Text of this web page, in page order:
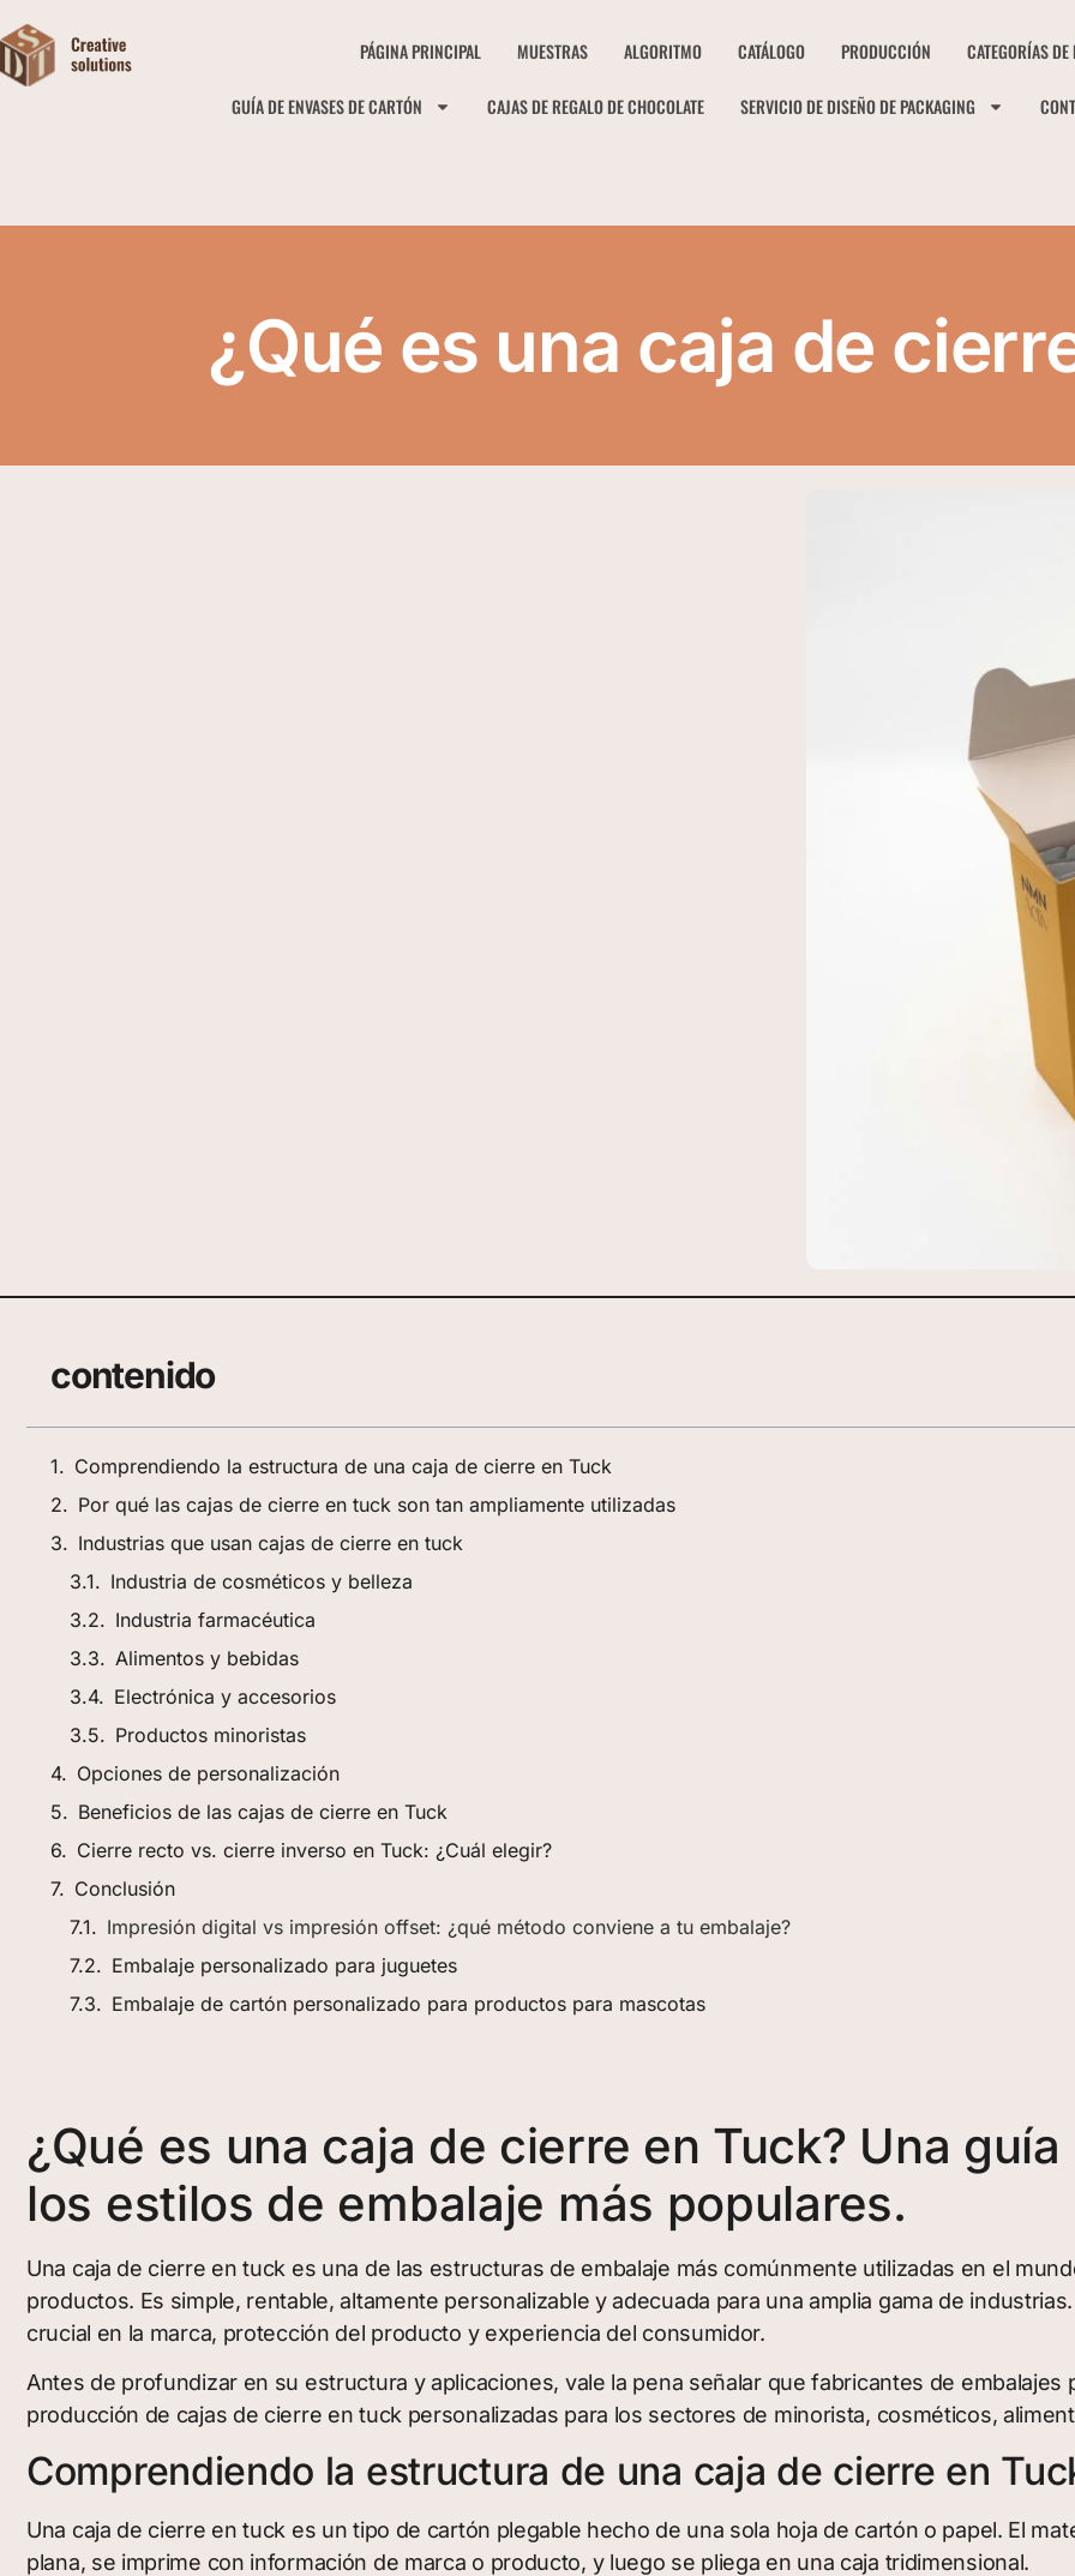
PÁGINA PRINCIPAL MUESTRAS ALGORITMO CATÁLOGO PRODUCCIÓN CATEGORÍAS DE
GUÍA DE ENVASES DE CARTÓN CAJAS DE REGALO DE CHOCOLATE SERVICIO DE DISEÑO DE PACKAGING
¿Qué es una caja de
contenido
Comprendiendo la estructura de una caja de cierre en Tuck
Por qué las cajas de cierre en tuck son tan ampliamente utilizadas
Industrias que usan cajas de cierre en tuck
Industria de cosméticos y belleza
Industria farmacéutica
Alimentos y bebidas
Electrónica y accesorios
Productos minoristas
Opciones de personalización
Beneficios de las cajas de cierre en Tuck
Cierre recto vs. cierre inverso en Tuck: ¿Cuál elegir?
Conclusión
Impresión digital vs impresión offset: ¿qué método conviene a tu embalaje?
Embalaje personalizado para juguetes
Embalaje de cartón personalizado para productos para mascotas
¿Qué es una caja de cierre en Tuck? Una
los estilos de embalaje más populares.
Una caja de cierre en tuck es una de las estructuras de embalaje más comúnmente utilizadas en el
productos. Es simple, rentable, altamente personalizable y adecuada para una amplia gama de
crucial en la marca, protección del producto y experiencia del consumidor.
Antes de profundizar en su estructura y aplicaciones, vale la pena señalar que fabricantes de embalajes
producción de cajas de cierre en tuck personalizadas para los sectores de minorista, cosméticos,
Comprendiendo la estructura de una caja de cierre en
Una caja de cierre en tuck es un tipo de cartón plegable hecho de una sola hoja de cartón o papel. El
plana, se imprime con información de marca o producto, y luego se pliega en una caja tridimensional.